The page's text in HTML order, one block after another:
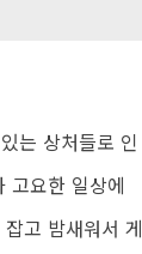
는 상처들로 인
고요한 일상에
고 밤새워서 게